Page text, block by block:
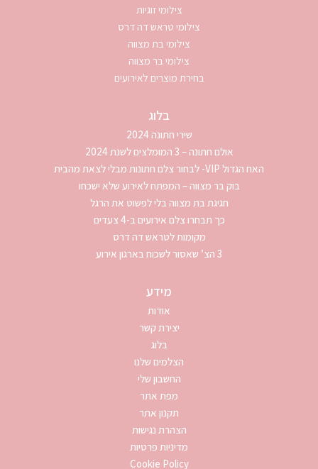
צילומי זוגיות
צילומי טראש דה דרס
צילומי בת מצווה
צילומי בר מצווה
בחירת מוצרים לאירועים
בלוג
שירי חתונה 2024
אולם חתונה – 3 המומלצים לשנת 2024
האח הגדול VIP- לבחור צלם חתונות מבלי לצאת מהבית
בוק בר מצווה – המפתח לאירוע שלא ישכחו
חגיגת בת מצווה בלי לפשוט את הרגל
כך תבחרו צלם אירועים ב-4 צעדים
מקומות לטראש דה דרס
3 הצ’ שאסור לשכוח בארגון אירוע
מידע
אודות
יצירת קשר
בלוג
הצלמים שלנו
החשבון שלי
מפת אתר
תקנון אתר
הצהרת נגישות
מדיניות פרטיות
Cookie Policy